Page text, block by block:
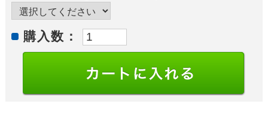
購入数：